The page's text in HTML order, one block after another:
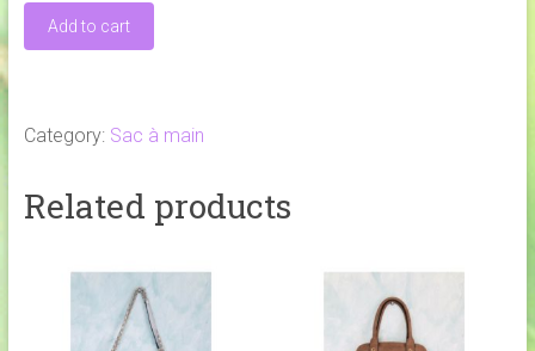
Sac
matelassé
Add to cart
Category: Sac à main
Related products